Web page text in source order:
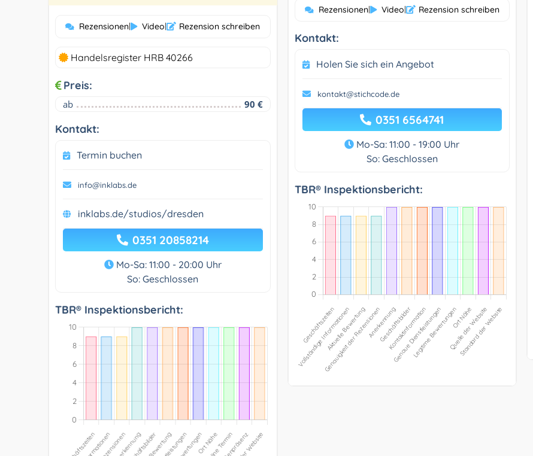
Rezensionen| Video| Rezension schreiben
Handelsregister HRB 40266
Preis:
ab 90 €
Kontakt:
Termin buchen
info@inklabs.de
inklabs.de/studios/dresden
0351 20858214
Mo-Sa: 11:00 - 20:00 Uhr
So: Geschlossen
TBR® Inspektionsbericht:
Rezensionen| Video| Rezension schreiben
Kontakt:
Holen Sie sich ein Angebot
kontakt@stichcode.de
0351 6564741
Mo-Sa: 11:00 - 19:00 Uhr
So: Geschlossen
TBR® Inspektionsbericht: